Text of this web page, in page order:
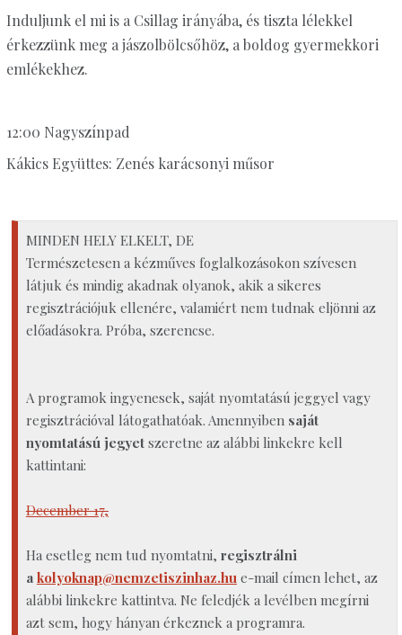
Induljunk el mi is a Csillag irányába, és tiszta lélekkel
érkezzünk meg a jászolbölcsőhöz, a boldog gyermekkori
emlékekhez.
12:00 Nagyszínpad
Kákics Együttes: Zenés karácsonyi műsor
MINDEN HELY ELKELT, DE
Természetesen a kézműves foglalkozásokon szívesen
látjuk és mindig akadnak olyanok, akik a sikeres
regisztrációjuk ellenére, valamiért nem tudnak eljönni az
előadásokra. Próba, szerencse.
A programok ingyenesek, saját nyomtatású jeggyel vagy
regisztrációval látogathatóak. Amennyiben saját
nyomtatású jegyetszeretne az alábbi linkekre kell
kattintani:
December 17,
Ha esetleg nem tud nyomtatni, regisztrálni
a kolyoknap@nemzetiszinhaz.hu e-mail címen lehet, az
alábbi linkekre kattintva. Ne feledjék a levélben megírni
azt sem, hogy hányan érkeznek a programra.